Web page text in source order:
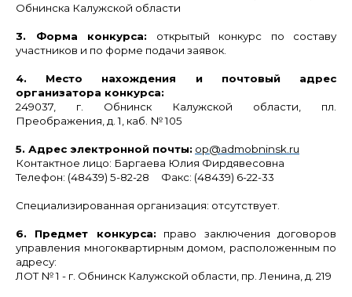
Обнинска Калужской области
3. Форма конкурса:
открытый конкурс по составу
участников и по форме подачи заявок.
4. Место нахождения и почтовый адрес
организатора конкурса:
249037, г. Обнинск Калужской области, пл.
Преображения, д. 1, каб. № 105
5. Адрес электронной почты: ор@admobninsk.ru
Контактное лицо: Баргаева Юлия Фирдявесовна
Телефон: (48439) 5-82-28 Факс: (48439) 6-22-33
Специализированная организация: отсутствует.
6. Предмет конкурса:
право заключения договоров
управления многоквартирным домом, расположенным по
адресу:
ЛОТ № 1 - г. Обнинск Калужской области, пр.Ленина, д. 219